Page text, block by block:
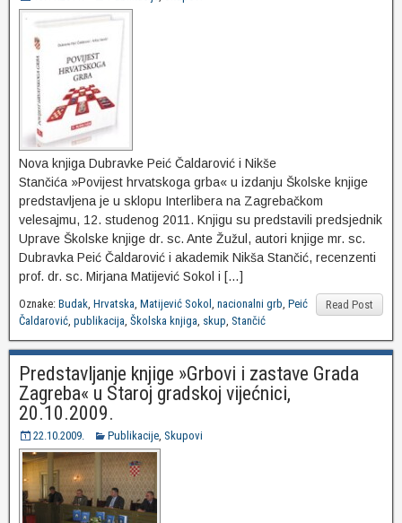
Nova knjiga Dubravke Peić Čaldarović i Nikše
Stančića »Povijest hrvatskoga grba« u izdanju Školske knjige
predstavljena je u sklopu Interlibera na Zagrebačkom
velesajmu, 12. studenog 2011. Knjigu su predstavili predsjednik
Uprave Školske knjige dr. sc. Ante Žužul, autori knjige mr. sc.
Dubravka Peić Čaldarović i akademik Nikša Stančić, recenzenti
prof. dr. sc. Mirjana Matijević Sokol i […]
Read Post
Oznake: Budak, Hrvatska, Matijević Sokol , nacionalni grb, Peić
Čaldarović, publikacija, Školska knjiga, skup, Stančić
Predstavljanje knjige »Grbovi i zastave Grada
Zagreba« u Staroj gradskoj vijećnici,
20.10.2009.
22.10.2009. Publikacije, Skupovi